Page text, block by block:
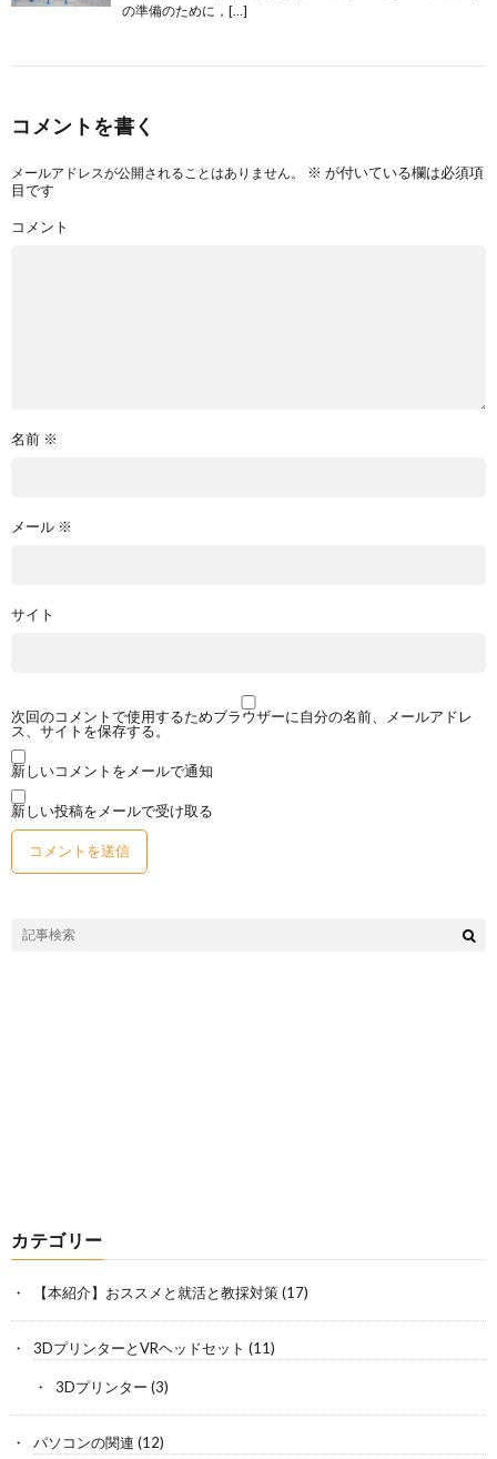
の準備のために，[…]
コメントを書く
メールアドレスが公開されることはありません。 ※ が付いている欄は必須項
目です
コメント
名前 ※
メール ※
サイト
次回のコメントで使用するためブラウザーに自分の名前、メールアドレ
ス、サイトを保存する。
新しいコメントをメールで通知
新しい投稿をメールで受け取る
カテゴリー
【本紹介】おススメと就活と教採対策(17)
3DプリンターとVRヘッドセット (11)
3Dプリンター (3)
パソコンの関連 (12)